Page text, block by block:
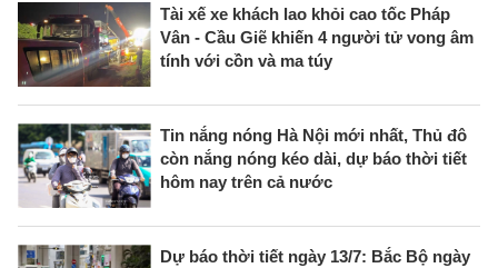
Tài xế xe khách lao khỏi cao tốc Pháp
Vân - Cầu Giẽ khiến 4 người tử vong âm
tính với cồn và ma túy
Tin nắng nóng Hà Nội mới nhất, Thủ đô
còn nắng nóng kéo dài, dự báo thời tiết
hôm nay trên cả nước
Dự báo thời tiết ngày 13/7: Bắc Bộ ngày